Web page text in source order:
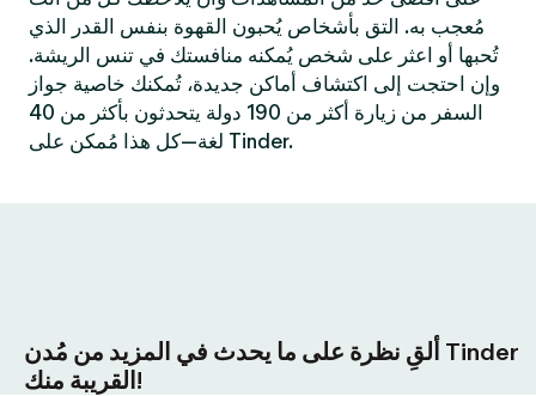
مُعجب به. التق بأشخاص يُحبون القهوة بنفس القدر الذي
تُحبها أو اعثر على شخص يُمكنه منافستك في تنس الريشة.
وإن احتجت إلى اكتشاف أماكن جديدة، تُمكنك خاصية جواز
السفر من زيارة أكثر من 190 دولة يتحدثون بأكثر من 40
لغة—كل هذا مُمكن على Tinder.
ألقِ نظرة على ما يحدث في المزيد من مُدن Tinder
القريبة منك!